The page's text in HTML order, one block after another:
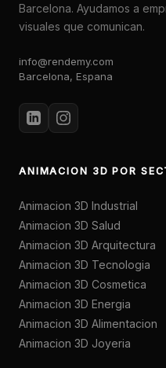
Barcelona. Ayudamos a
visuales que comunican.
info@rendemy.com
Barcelona, Espana
ANIMACION 3D POR
Animacion 3D Industrial
Animacion 3D Salud
Animacion 3D Arquitectura
Animacion 3D Tecnologia
Animacion 3D Cosmetica
Animacion 3D Energia
Animacion 3D Alimentacion
Animacion 3D Joyeria